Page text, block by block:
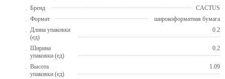
Бренд
CACTUS
Формат
широкоформатная бумага
Длина упаковки
(ед)
0.2
Ширина
упаковки (ед)
0.2
Высота
упаковки (ед)
1.09